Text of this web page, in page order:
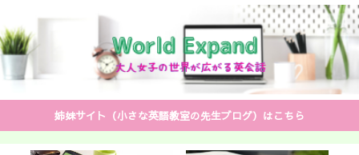
姉妹サイト（小さな英語教室の先生ブログ）はこちら